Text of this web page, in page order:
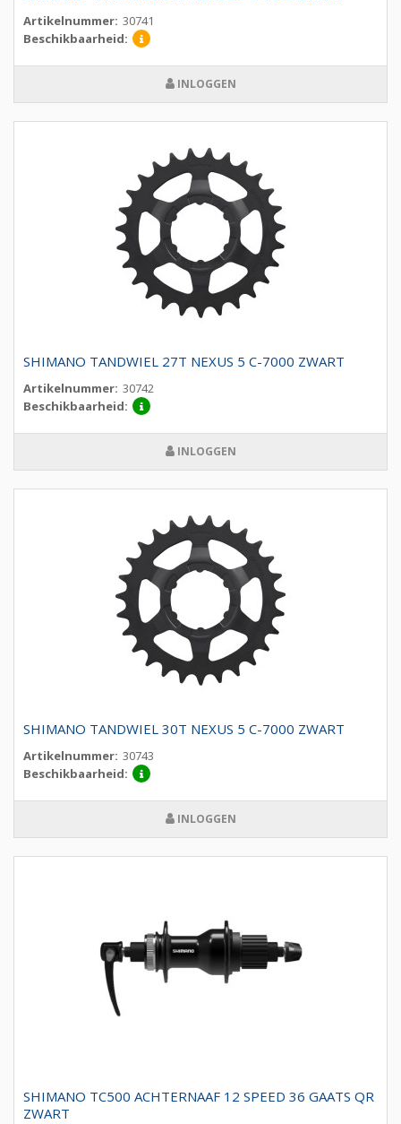
Artikelnummer: 30741
Beschikbaarheid:
INLOGGEN
SHIMANO TANDWIEL 27T NEXUS 5 C-7000 ZWART
Artikelnummer: 30742
Beschikbaarheid:
INLOGGEN
SHIMANO TANDWIEL 30T NEXUS 5 C-7000 ZWART
Artikelnummer: 30743
Beschikbaarheid:
INLOGGEN
SHIMANO TC500 ACHTERNAAF 12 SPEED 36 GAATS QR
ZWART